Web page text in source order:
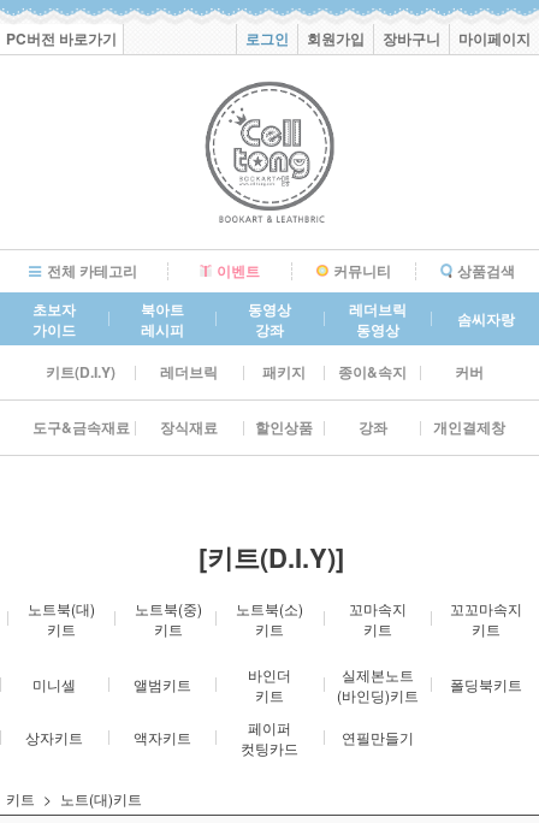
PC버전 바로가기 로그인 회원가입 장바구니 마이페이지
전체 카테고리 이벤트 커뮤니티
상품검색
초보자
가이드
북아트
레시피
동영상
강좌
레더브릭
동영상
솜씨자랑
키트(D.I.Y) 레더브릭 패키지 종이&속지 커버
도구&금속재료 장식재료 할인상품 강좌 개인결제창
[키트(D.I.Y)]
노트북(대)
키트
노트북(중)
키트
노트북(소)
키트
꼬마속지
키트
꼬꼬마속지
키트
미니셀 앨범키트
바인더
키트
실제본노트
(바인딩)키트
폴딩북키트
상자키트 액자키트
페이퍼
컷팅카드
연필만들기
키트 노트(대)키트